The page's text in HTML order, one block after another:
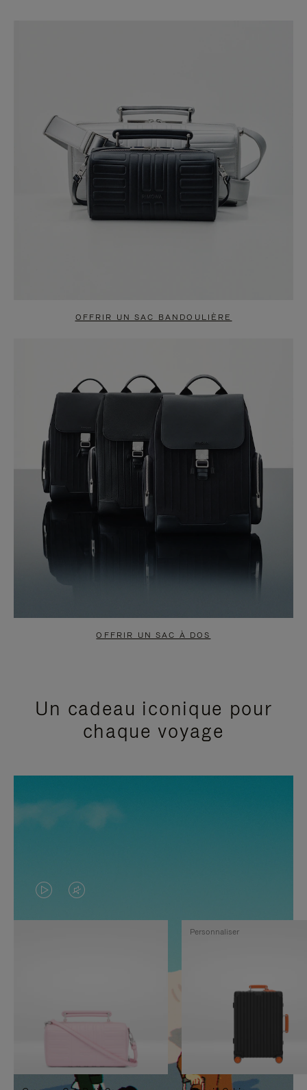
OFFRIR UN SAC BANDOULIÈRE
OFFRIR UN SAC À DOS
Un cadeau iconique pour
chaque voyage
LA
VIDÉO
PAUSE,
APPUYEZ
SUR
LE
SON
DÉSACTIVÉ.
VEUILLEZ
Personnaliser